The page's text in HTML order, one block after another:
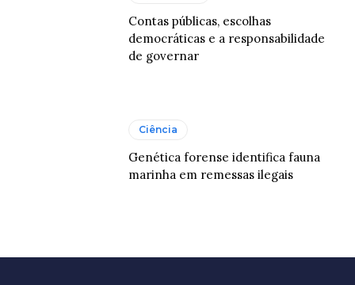
Contas públicas, escolhas
democráticas e a responsabilidade
de governar
Ciência
Genética forense identifica fauna
marinha em remessas ilegais